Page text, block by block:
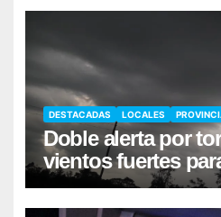
DESTACADAS LOCALES
Doble alerta por
vientos fuertes